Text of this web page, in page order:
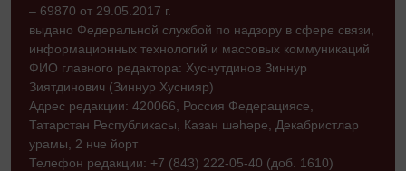
– 69870 от 29.05.2017 г.
выдано Федеральной службой по надзору в сфере связи,
информационных технологий и массовых коммуникаций
ФИО главного редактора: Хуснутдинов Зиннур
Зиятдинович (Зиннур Хуснияр)
Адрес редакции: 420066, Россия Федерациясе,
Татарстан Республикасы, Казан шәһәре, Декабристлар
урамы, 2 нче йорт
Телефон редакции: +7 (843) 222-05-40 (доб. 1610)